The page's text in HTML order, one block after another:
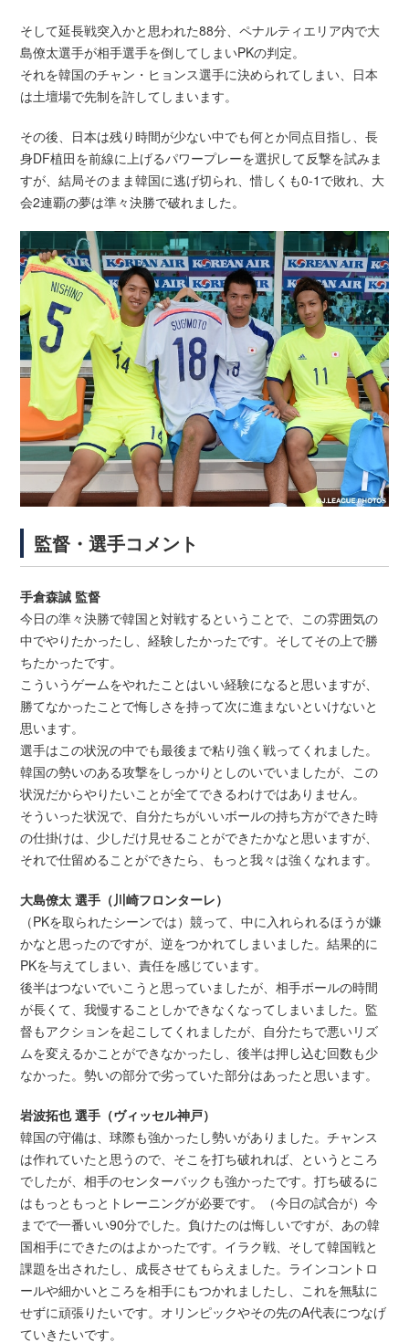
そして延長戦突入かと思われた88分、ペナルティエリア内で大
島僚太選手が相手選手を倒してしまいPKの判定。
それを韓国のチャン・ヒョンス選手に決められてしまい、日本
は土壇場で先制を許してしまいます。
その後、日本は残り時間が少ない中でも何とか同点目指し、長
身DF植田を前線に上げるパワープレーを選択して反撃を試みま
すが、結局そのまま韓国に逃げ切られ、惜しくも0-1で敗れ、大
会2連覇の夢は準々決勝で破れました。
監督・選手コメント
手倉森誠 監督
今日の準々決勝で韓国と対戦するということで、この雰囲気の
中でやりたかったし、経験したかったです。そしてその上で勝
ちたかったです。
こういうゲームをやれたことはいい経験になると思いますが、
勝てなかったことで悔しさを持って次に進まないといけないと
思います。
選手はこの状況の中でも最後まで粘り強く戦ってくれました。
韓国の勢いのある攻撃をしっかりとしのいでいましたが、この
状況だからやりたいことが全てできるわけではありません。
そういった状況で、自分たちがいいボールの持ち方ができた時
の仕掛けは、少しだけ見せることができたかなと思いますが、
それで仕留めることができたら、もっと我々は強くなれます。
大島僚太 選手（川崎フロンターレ）
（PKを取られたシーンでは）競って、中に入れられるほうが嫌
かなと思ったのですが、逆をつかれてしまいました。結果的に
PKを与えてしまい、責任を感じています。
後半はつないでいこうと思っていましたが、相手ボールの時間
が長くて、我慢することしかできなくなってしまいました。監
督もアクションを起こしてくれましたが、自分たちで悪いリズ
ムを変えるかことができなかったし、後半は押し込む回数も少
なかった。勢いの部分で劣っていた部分はあったと思います。
岩波拓也 選手（ヴィッセル神戸）
韓国の守備は、球際も強かったし勢いがありました。チャンス
は作れていたと思うので、そこを打ち破れれば、というところ
でしたが、相手のセンターバックも強かったです。打ち破るに
はもっともっとトレーニングが必要です。（今日の試合が）今
までで一番いい90分でした。負けたのは悔しいですが、あの韓
国相手にできたのはよかったです。イラク戦、そして韓国戦と
課題を出されたし、成長させてもらえました。ラインコントロ
ールや細かいところを相手にもつかれましたし、これを無駄に
せずに頑張りたいです。オリンピックやその先のA代表につなげ
ていきたいです。